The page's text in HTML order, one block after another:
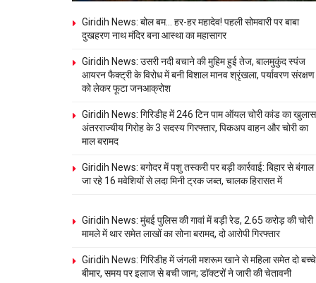
Giridih News: बोल बम… हर-हर महादेव! पहली सोमवारी पर बाबा
दुखहरण नाथ मंदिर बना आस्था का महासागर
Giridih News: उसरी नदी बचाने की मुहिम हुई तेज, बालमुकुंद स्पंज
आयरन फैक्ट्री के विरोध में बनी विशाल मानव श्रृंखला, पर्यावरण संरक्षण
को लेकर फूटा जनआक्रोश
Giridih News: गिरिडीह में 246 टिन पाम ऑयल चोरी कांड का
अंतरराज्यीय गिरोह के 3 सदस्य गिरफ्तार, पिकअप वाहन और चोरी का
माल बरामद
Giridih News: बगोदर में पशु तस्करी पर बड़ी कार्रवाई: बिहार से बंगाल
जा रहे 16 मवेशियों से लदा मिनी ट्रक जब्त, चालक हिरासत में
Giridih News: मुंबई पुलिस की गावां में बड़ी रेड, 2.65 करोड़ की चोरी
मामले में थार समेत लाखों का सोना बरामद, दो आरोपी गिरफ्तार
Giridih News: गिरिडीह में जंगली मशरूम खाने से महिला समेत दो बच्चे
बीमार, समय पर इलाज से बची जान; डॉक्टरों ने जारी की चेतावनी